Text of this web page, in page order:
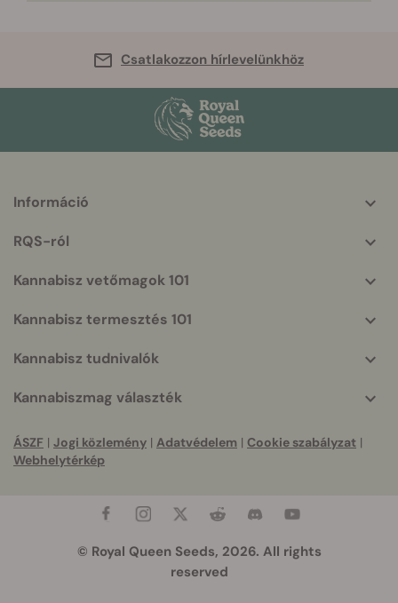
Csatlakozzon hírlevelünkhöz
info
Információ
RQS-ról
Kannabisz vetőmagok 101
Kannabisz termesztés 101
Kannabisz tudnivalók
Kannabiszmag választék
ÁSZF | Jogi közlemény | Adatvédelem | Cookie szabályzat |
Webhelytérkép
© Royal Queen Seeds, 2026. All rights
reserved